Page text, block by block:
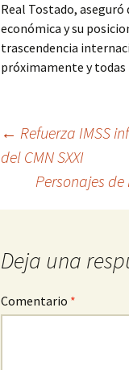
Real Tostado,
económica y su
trascendencia
próximamente y
← Refuerza IMSS
del CMN SXXI
Personajes
Deja una
Comentario *